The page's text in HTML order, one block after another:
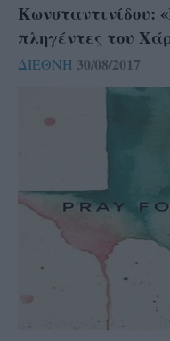
Κωνσταντινίδου:
πληγέντες του
ΔΙΕΘΝΗ 30/08/2017